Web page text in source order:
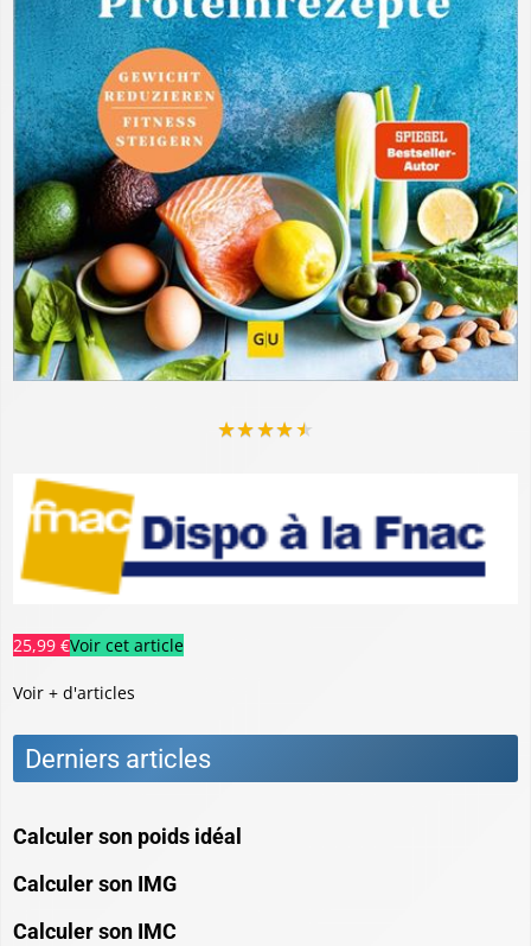
★★★★★
25,99 €Voir cet article
Voir + d'articles
Derniers articles
Calculer son poids idéal
Calculer son IMG
Calculer son IMC